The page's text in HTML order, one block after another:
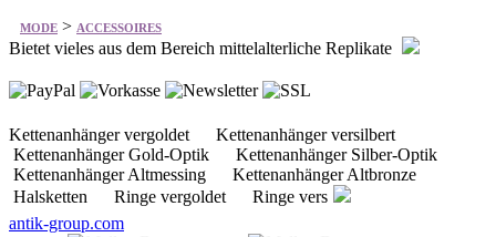
MODE > ACCESSOIRES
Bietet vieles aus dem Bereich mittelalterliche Replikate
Kettenanhänger vergoldet Kettenanhänger versilbert
Kettenanhänger Gold-Optik Kettenanhänger Silber-Optik
Kettenanhänger Altmessing Kettenanhänger Altbronze
Halsketten Ringe vergoldet Ringe vers
antik-group.com